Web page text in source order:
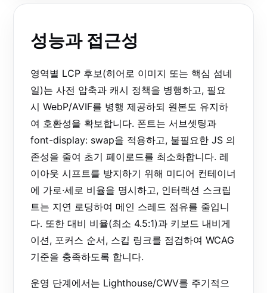
성능과 접근성
영역별 LCP 후보(히어로 이미지 또는 핵심 섬네
일)는 사전 압축과 캐시 정책을 병행하고, 필요
시 WebP/AVIF를 병행 제공하되 원본도 유지하
여 호환성을 확보합니다. 폰트는 서브셋팅과
font-display: swap을 적용하고, 불필요한 JS 의
존성을 줄여 초기 페이로드를 최소화합니다. 레
이아웃 시프트를 방지하기 위해 미디어 컨테이너
에 가로·세로 비율을 명시하고, 인터랙션 스크립
트는 지연 로딩하여 메인 스레드 점유를 줄입니
다. 또한 대비 비율(최소 4.5:1)과 키보드 내비게
이션, 포커스 순서, 스킵 링크를 점검하여 WCAG
기준을 충족하도록 합니다.
운영 단계에서는 Lighthouse/CWV를 주기적으